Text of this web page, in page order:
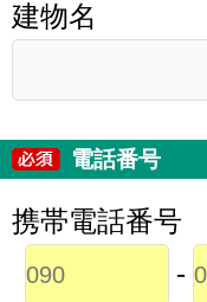
建物名
電話番号
携帯電話番号
-